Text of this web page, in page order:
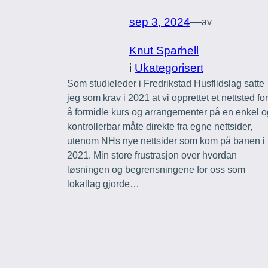
sep 3, 2024—av
Knut Sparhell
i Ukategorisert
Som studieleder i Fredrikstad Husflidslag satte
jeg som krav i 2021 at vi opprettet et nettsted for
å formidle kurs og arrangementer på en enkel
kontrollerbar måte direkte fra egne nettsider,
utenom NHs nye nettsider som kom på banen i
2021. Min store frustrasjon over hvordan
løsningen og begrensningene for oss som
lokallag gjorde…